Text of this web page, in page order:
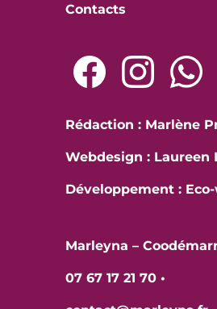
Contacts
Rédaction : Marlène
Webdesign : Laureen
Développement :
Marleyna –
07 67 17 21 70•